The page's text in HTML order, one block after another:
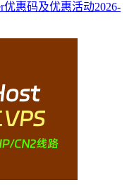
优惠码及优惠活动2026-